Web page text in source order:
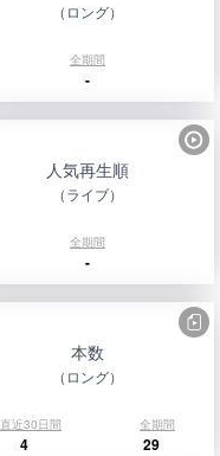
（ロング）
全期間
-
人気再生順
（ライブ）
全期間
-
本数
（ロング）
直近30日間 全期間
4 29